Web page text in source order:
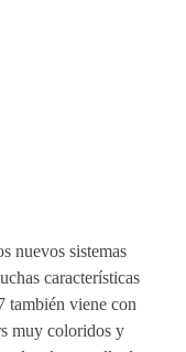
nuevos sistemas
características
también viene con
muy coloridos y